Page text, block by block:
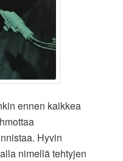
ennen kaikkea
Hyvin
nimellä tehtyjen